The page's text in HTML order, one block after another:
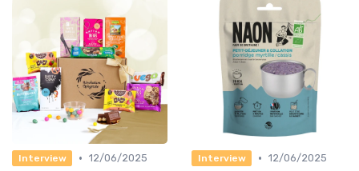
Interview • 12/06/2025
Interview • 12/06/2025